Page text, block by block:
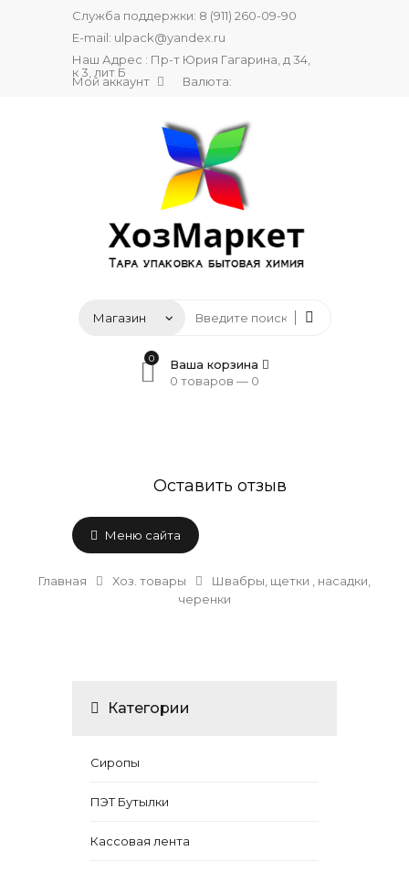
Служба поддержки: 8 (911) 260-09-90
E-mail: ulpack@yandex.ru
Наш Адрес : Пр-т Юрия Гагарина, д 34,
к 3, лит Б
Мой аккаунт Валюта:
0
Ваша корзина
0 товаров — 0
Оставить отзыв
Меню сайта
Главная Хоз. товары
Швабры, щетки , насадки,
черенки
Категории
Сиропы
ПЭТ Бутылки
Кассовая лента